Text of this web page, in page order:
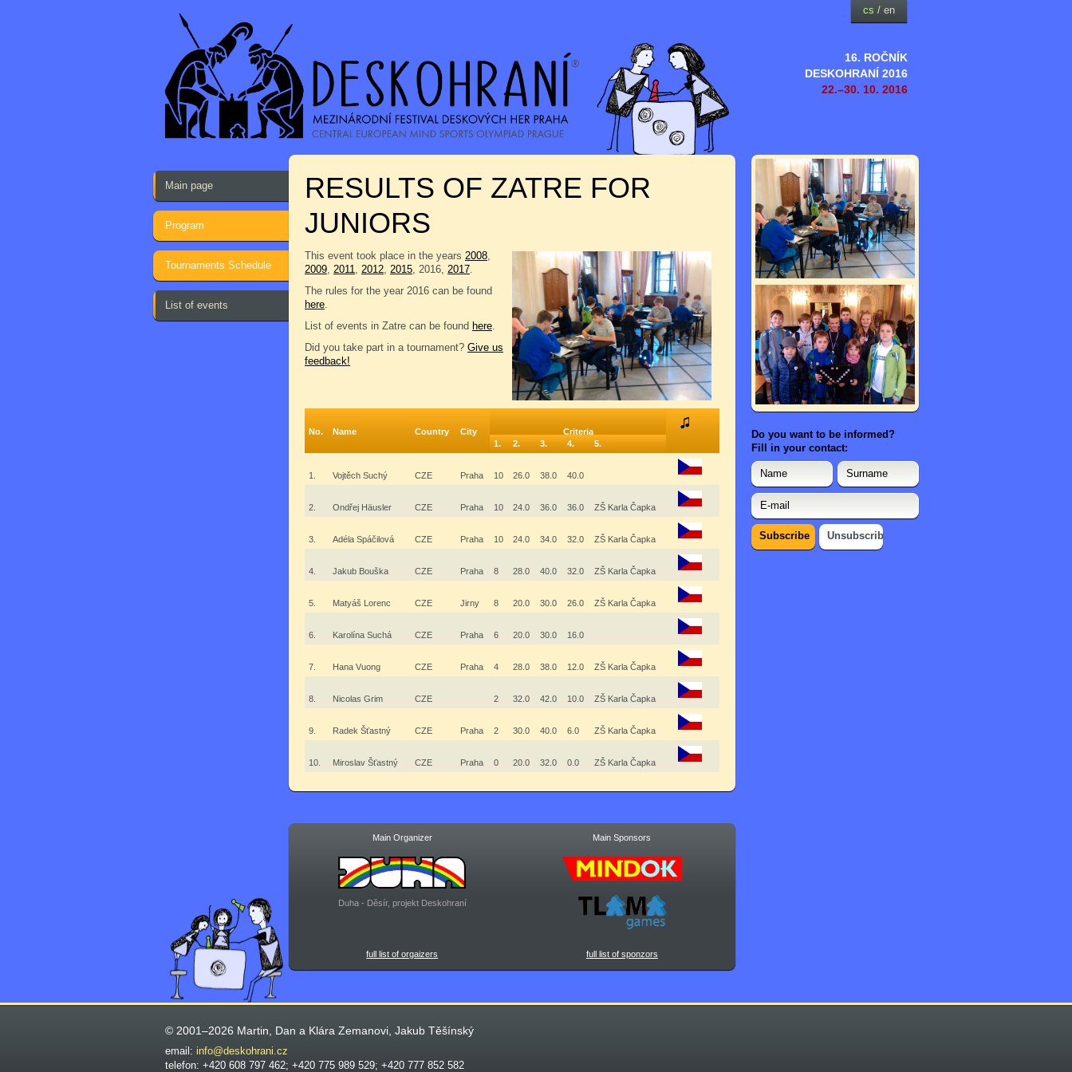
16. ROČNÍK
DESKOHRANÍ 2016
22.–30. 10. 2016
cs / en
Main page
Program
Tournaments Schedule
List of events
RESULTS OF ZATRE FOR
JUNIORS
This event took place in the years 2008,
2009, 2011, 2012, 2015, 2016, 2017.
The rules for the year 2016 can be found
here.
List of events in Zatre can be found here.
Did you take part in a tournament? Give us
feedback!
No. Name Country City
Criteria
1.
2. 3. 4. 5.
1. Vojtěch Suchý CZE Praha 10 26.0 38.0 40.0
2. Ondřej Häusler CZE Praha 10 24.0 36.0 36.0 ZŠ Karla Čapka
3. Adéla Spáčilová CZE Praha 10 24.0 34.0 32.0 ZŠ Karla Čapka
4. Jakub Bouška CZE Praha 8 28.0 40.0 32.0 ZŠ Karla Čapka
5. Matyáš Lorenc CZE Jirny 8 20.0 30.0 26.0 ZŠ Karla Čapka
6. Karolína Suchá CZE Praha 6 20.0 30.0 16.0
7. Hana Vuong CZE Praha 4 28.0 38.0 12.0 ZŠ Karla Čapka
8. Nicolas Grim CZE 2 32.0 42.0 10.0 ZŠ Karla Čapka
9. Radek Šťastný CZE Praha 2 30.0 40.0 6.0 ZŠ Karla Čapka
10. Miroslav Šťastný CZE Praha 0 20.0 32.0 0.0 ZŠ Karla Čapka
Main Organizer Main Sponsors
Duha - Děsír, projekt Deskohraní
full list of orgaizers full list of sponzors
Do you want to be informed?
Fill in your contact:
© 2001–2026 Martin, Dan a Klára Zemanovi, Jakub Těšínský
email: info@deskohrani.cz
telefon: +420 608 797 462; +420 775 989 529; +420 777 852 582